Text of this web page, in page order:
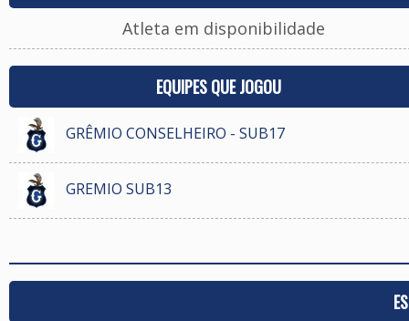
Atleta em disponibilidade
EQUIPES QUE JOGOU
GRÊMIO CONSELHEIRO - SUB17
GREMIO SUB13